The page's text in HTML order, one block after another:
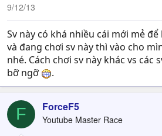
9/12/13
Sv này có khá nhiều cái mới mẻ
và đang chơi sv này thì vào cho
nhé. Cách chơi sv này khác vs các
bỡ ngỡ
.
F ForceF5
Youtube Master Race